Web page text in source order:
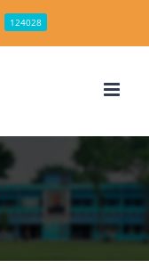
124028